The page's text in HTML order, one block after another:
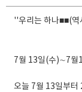
''우리는 하나■■(역
7월 13일(수)∼7월
오늘 7월 13일부터